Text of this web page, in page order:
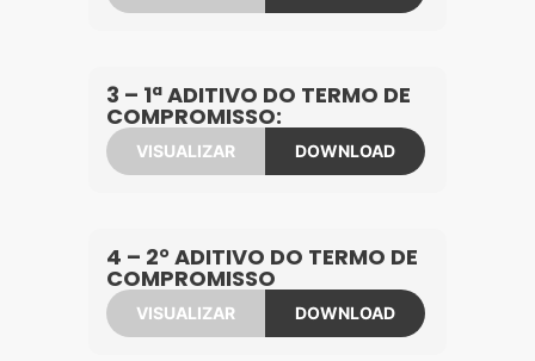
3 – 1ª ADITIVO DO TERMO DE
COMPROMISSO:
VISUALIZAR DOWNLOAD
4 – 2° ADITIVO DO TERMO DE
COMPROMISSO
VISUALIZAR DOWNLOAD